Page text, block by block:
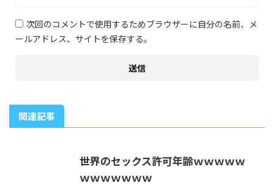
次回のコメントで使用するためブラウザーに自分の名前、メ
ールアドレス、サイトを保存する。
関連記事
世界のセックス許可年齢ｗｗｗｗｗ
ｗｗｗｗｗｗｗ